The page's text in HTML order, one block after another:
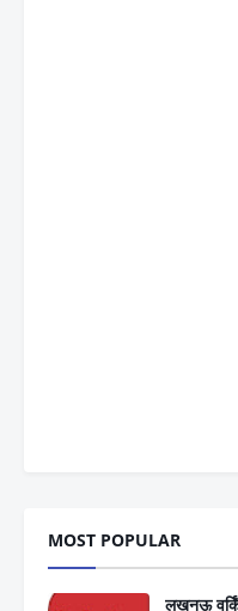
MOST POPULAR
लखनऊ